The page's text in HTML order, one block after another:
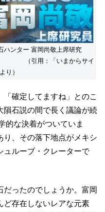
ハンター 富岡尚敬上席研究
まからサイ
り）
「確定してますね」とのこ
隕石説の間で長く議論が続
的な決着がついていま
り、その落下地点がメキシ
ュルーブ・クレーターで
だったのでしょうか。富岡
ど存在しないレアな元素